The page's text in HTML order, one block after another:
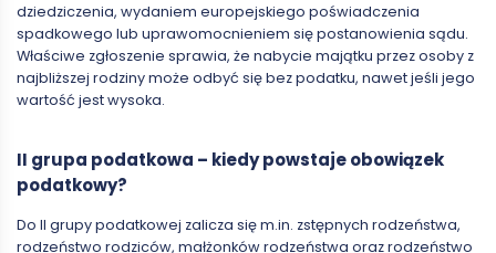
dziedziczenia, wydaniem europejskiego poświadczenia
spadkowego lub uprawomocnieniem się postanowienia sądu.
Właściwe zgłoszenie sprawia, że nabycie majątku przez osoby z
najbliższej rodziny może odbyć się bez podatku, nawet jeśli jego
wartość jest wysoka.
II grupa podatkowa – kiedy powstaje obowiązek
podatkowy?
Do II grupy podatkowej zalicza się m.in. zstępnych rodzeństwa,
rodzeństwo rodziców, małżonków rodzeństwa oraz rodzeństwo